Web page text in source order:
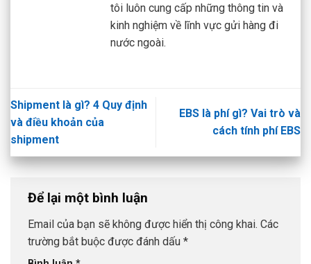
tôi luôn cung cấp những thông tin và
kinh nghiệm về lĩnh vực gửi hàng đi
nước ngoài.
Shipment là gì? 4 Quy định
và điều khoản của
shipment
EBS là phí gì? Vai trò và
cách tính phí EBS
Để lại một bình luận
Email của bạn sẽ không được hiển thị công khai. Các
trường bắt buộc được đánh dấu *